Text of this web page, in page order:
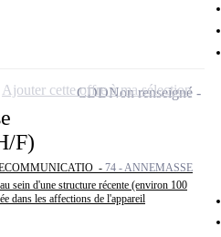
F)
- 74 - ANNEMASSE
sein d'une structure récente (environ 100
dans les affections de l'appareil
CDDNon renseigné
Ajouter cette offre à ma sélection